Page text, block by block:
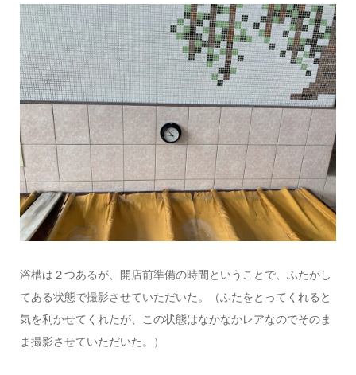
浴槽は２つあるが、開店前準備の時間ということで、ふたがし
てある状態で撮影させていただいた。（ふたをとってくれると
気を利かせてくれたが、この状態はなかなかレアなのでそのま
ま撮影させていただいた。）